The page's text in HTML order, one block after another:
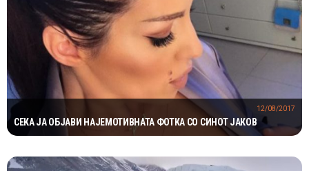
СЕКА ЈА ОБЈАВИ НАЈЕМОТИВНАТА ФОТКА СО СИНОТ ЈАКОВ
12/08/2017